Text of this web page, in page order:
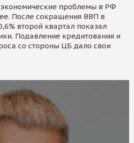
проблемы в РФ
После сокращения ВВП в
второй квартал показал
Подавление кредитования и
со стороны ЦБ дало свои